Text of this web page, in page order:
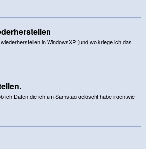
in WindowsXP (und wo kriege ich das
ich Daten die ich am Samstag gelöscht habe irgentwie